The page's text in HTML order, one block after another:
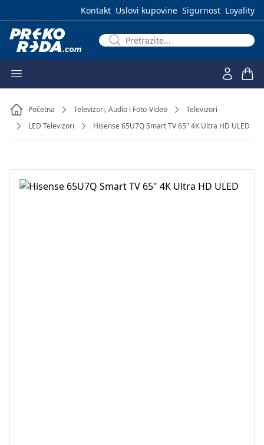
Kontakt Uslovi kupovine Sigurnost Loyality
Početna Televizori, Audio i Foto-Video
Televizori
LED Televizori
Hisense 65U7Q Smart TV 65" 4K Ultra HD ULED